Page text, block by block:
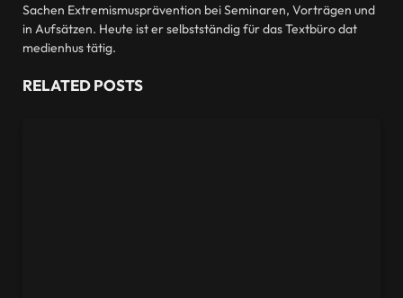
Sachen Extremismusprävention bei Seminaren, Vorträgen und
in Aufsätzen. Heute ist er selbstständig für das Textbüro dat
medienhus tätig.
RELATEDPOSTS